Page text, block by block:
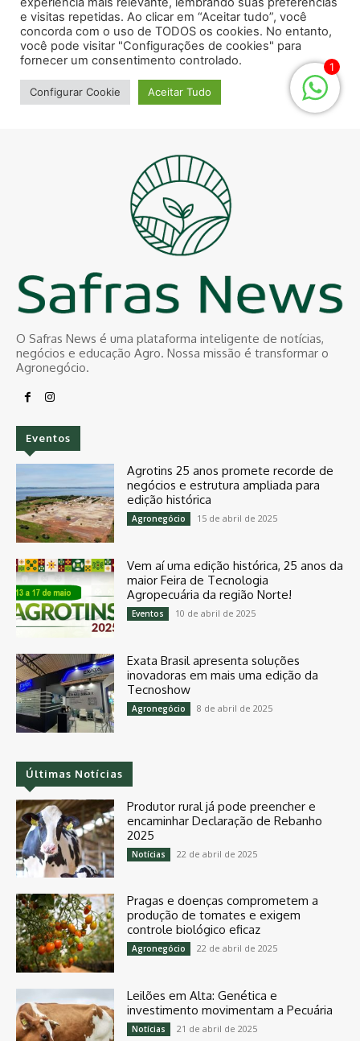
O Safras News é uma plataforma inteligente de notícias,
negócios e educação Agro. Nossa missão é transformar o
Agronegócio.
Eventos
Agrotins 25 anos promete recorde de
negócios e estrutura ampliada para
edição histórica
Agronegócio 15 de abril de 2025
Vem aí uma edição histórica, 25 anos da
maior Feira de Tecnologia
Agropecuária da região Norte!
Eventos 10 de abril de 2025
Exata Brasil apresenta soluções
inovadoras em mais uma edição da
Tecnoshow
Agronegócio 8 de abril de 2025
Últimas Notícias
Produtor rural já pode preencher e
encaminhar Declaração de Rebanho
2025
Notícias 22 de abril de 2025
Pragas e doenças comprometem a
produção de tomates e exigem
controle biológico eficaz
Agronegócio 22 de abril de 2025
Leilões em Alta: Genética e
investimento movimentam a Pecuária
Notícias 21 de abril de 2025